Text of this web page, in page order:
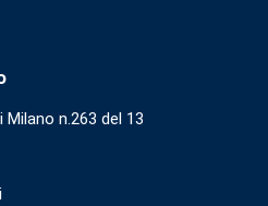
n.263 del 13